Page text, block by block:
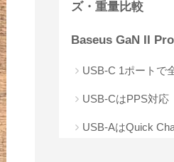
ズ・重量比較
Baseus GaN II
USB-C 1ポートで
USB-CはPPS対応
USB-AはQuick